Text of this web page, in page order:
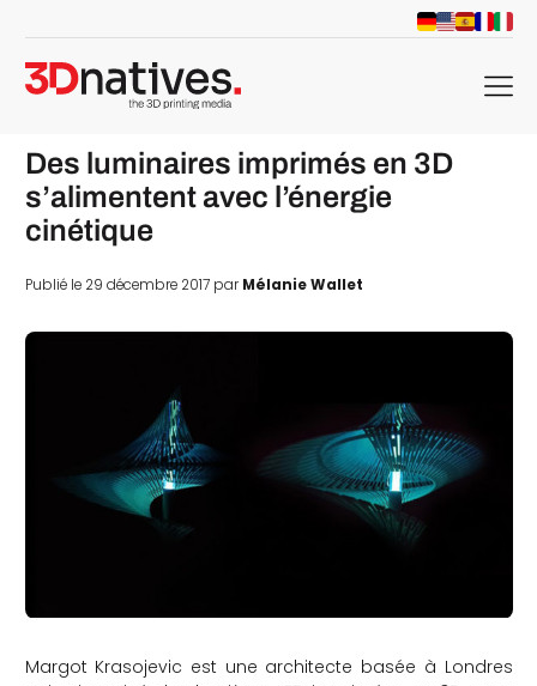
menu
Des luminaires imprimés en 3D
s’alimentent avec l’énergie
cinétique
Publié le 29 décembre 2017 parMélanie Wallet
Margot Krasojevic est une architecte basée à Londres